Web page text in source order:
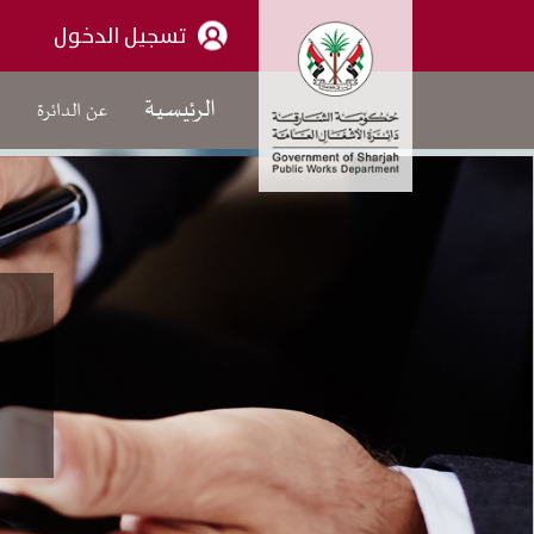
الهيكل التنظيمي العام
من نحن
تسجيل الدخول
الرئيسية عن الدائرة